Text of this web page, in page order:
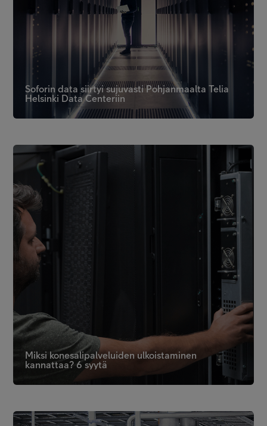
Soforin data siirtyi sujuvasti Pohjanmaalta Telia
Helsinki Data Centeriin
Miksi konesalipalveluiden ulkoistaminen
kannattaa? 6 syytä